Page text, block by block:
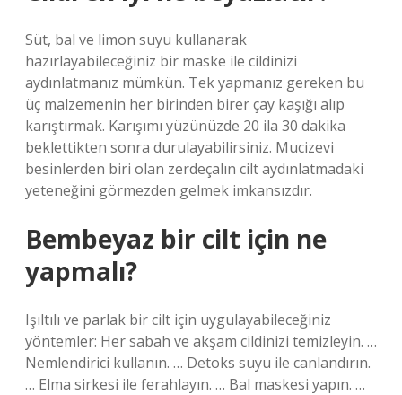
Süt, bal ve limon suyu kullanarak
hazırlayabileceğiniz bir maske ile cildinizi
aydınlatmanız mümkün. Tek yapmanız gereken bu
üç malzemenin her birinden birer çay kaşığı alıp
karıştırmak. Karışımı yüzünüzde 20 ila 30 dakika
beklettikten sonra durulayabilirsiniz. Mucizevi
besinlerden biri olan zerdeçalın cilt aydınlatmadaki
yeteneğini görmezden gelmek imkansızdır.
Bembeyaz bir cilt için ne
yapmalı?
Işıltılı ve parlak bir cilt için uygulayabileceğiniz
yöntemler: Her sabah ve akşam cildinizi temizleyin. …
Nemlendirici kullanın. … Detoks suyu ile canlandırın.
… Elma sirkesi ile ferahlayın. … Bal maskesi yapın. …